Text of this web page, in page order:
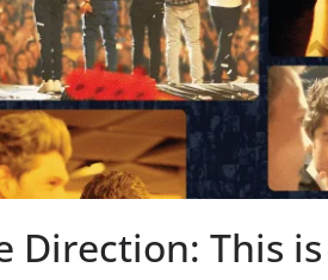
Direction: This